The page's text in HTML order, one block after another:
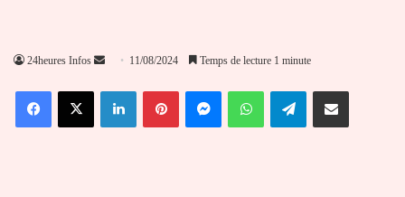
24heures Infos
Envoyer
courriel
11/08/2024 Temps de lecture 1 minute
FacebookX LinkedinPinterestMessengerWhatsAppTelegramPartager par email